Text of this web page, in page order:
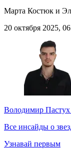
Марта Костюк и
20 октября 2025,
Володимир Пастух
Все инсайды о
Узнавай первым